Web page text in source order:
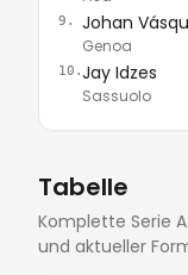
9. Johan
Genoa
10.Jay Idzes
Sassuolo
Tabelle
Komplette Serie
und aktueller